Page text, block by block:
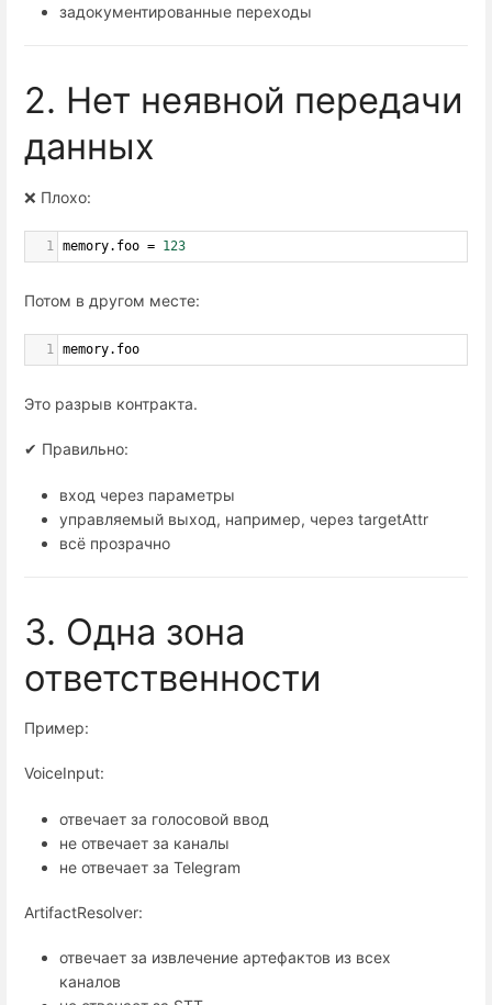
задокументированные переходы
2. Нет неявной передачи
данных
❌ Плохо:
1 memory. foo = 123
Потом в другом месте:
1 memory. foo
Это разрыв контракта.
✔ Правильно:
вход через параметры
управляемый выход, например, через targetAttr
всё прозрачно
3. Одна зона
ответственности
Пример:
VoiceInput:
отвечает за голосовой ввод
не отвечает за каналы
не отвечает за Telegram
ArtifactResolver:
отвечает за извлечение артефактов из всех
каналов